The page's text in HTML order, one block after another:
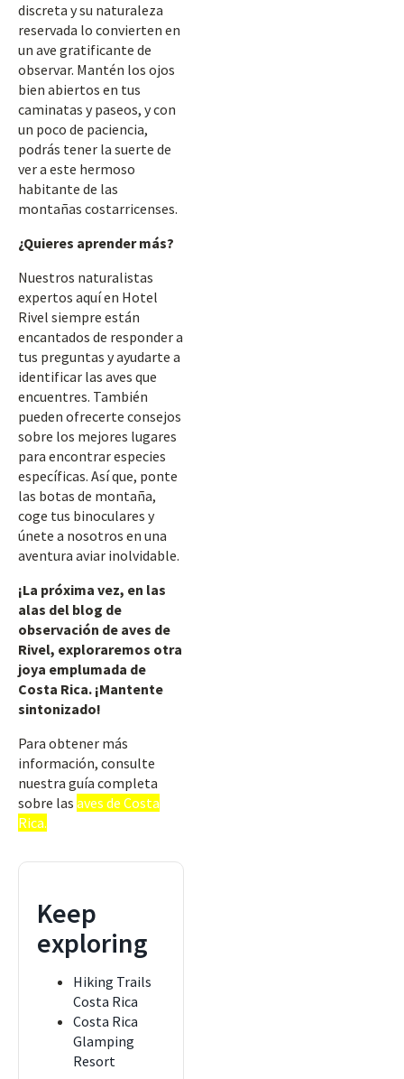
discreta y su naturaleza
reservada lo convierten en
un ave gratificante de
observar. Mantén los ojos
bien abiertos en tus
caminatas y paseos, y con
un poco de paciencia,
podrás tener la suerte de
ver a este hermoso
habitante de las
montañas costarricenses.
¿Quieres aprender más?
Nuestros naturalistas
expertos aquí en Hotel
Rivel siempre están
encantados de responder a
tus preguntas y ayudarte a
identificar las aves que
encuentres. También
pueden ofrecerte consejos
sobre los mejores lugares
para encontrar especies
específicas. Así que, ponte
las botas de montaña,
coge tus binoculares y
únete a nosotros en una
aventura aviar inolvidable.
¡La próxima vez, en las
alas del blog de
observación de aves de
Rivel, exploraremos otra
joya emplumada de
Costa Rica. ¡Mantente
sintonizado!
Para obtener más
información, consulte
nuestra guía completa
sobre las aves de Costa
Rica.
Keep
exploring
Hiking Trails
Costa Rica
Costa Rica
Glamping
Resort